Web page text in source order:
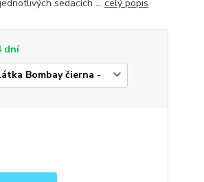
sedacích ... celý popis
dní